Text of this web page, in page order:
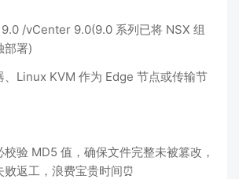
/vCenter 9.0(9.0 系列已将 NSX 组
部署)
、Linux KVM 作为 Edge 节点或传输节
验 MD5 值，确保文件完整未被篡改，
返工，浪费宝贵时间⏰